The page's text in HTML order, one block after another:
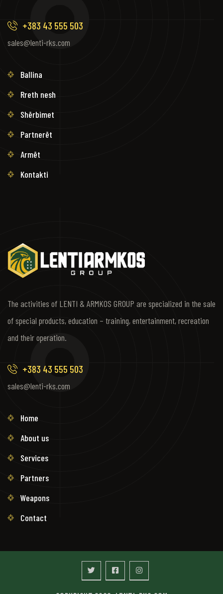
+383 43 555 503
sales@lenti-rks.com
Ballina
Rreth nesh
Shërbimet
Partnerët
Armët
Kontakti
The activities of LENTI & ARMKOS GROUP are specialized in the sale
of special products, education – training, entertainment, recreation
and their operation.
+383 43 555 503
sales@lenti-rks.com
Home
About us
Services
Partners
Weapons
Contact